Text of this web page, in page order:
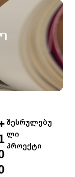
შესრულებუ
ლი
პროექტი